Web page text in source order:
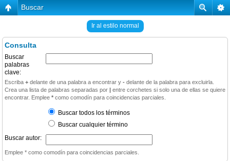
Buscar
Ir al estilo normal
Consulta
Buscar
palabras
clave:
Escriba + delante de una palabra a encontrar y - delante de la palabra para excluirla.
Crea una lista de palabras separadas por | entre corchetes si solo una de ellas se quiere
encontrar. Emplee * como comodín para coincidencias parciales.
Buscar todos los términos
Buscar cualquier término
Buscar autor:
Emplee * como comodín para coincidencias parciales.